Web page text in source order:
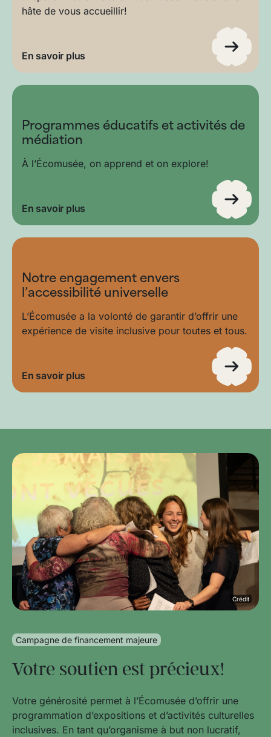
hâte de vous accueillir!
En savoir plus
Programmes éducatifs et activités de
médiation
À l’Écomusée, on apprend et on explore!
En savoir plus
Notre engagement envers
l’accessibilité universelle
L’Écomusée a la volonté de garantir d’offrir une
expérience de visite inclusive pour toutes et tous.
En savoir plus
Crédit
Campagne de financement majeure
Votre soutien est précieux!
Votre générosité permet à l’Écomusée d’offrir une
programmation d’expositions et d’activités culturelles
inclusives. En tant qu’organisme à but non lucratif,